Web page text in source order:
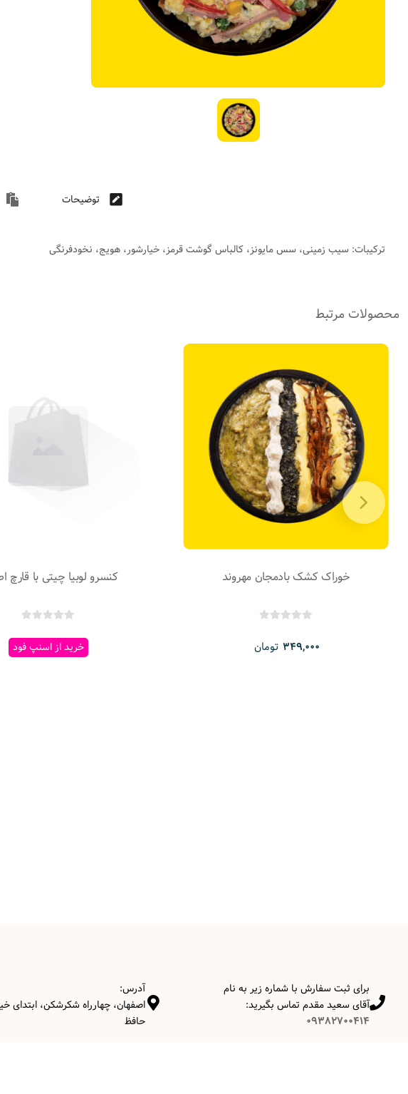
توضیحات
ترکیبات: سیب زمینی، سس مایونز، کالباس گوشت قرمز، خیارشور، هویج، نخودفرنگی
محصولات مرتبط
خوراک کشک بادمجان مهروند
تومان 349,000
کنسرو لوبیا چیتی با قارچ
خرید از اسنپ فود
برای ثبت سفارش با شماره زیر به نام
آقای سعید مقدم تماس بگیرید:
09382700414
آدرس:
اصفهان، چهارراه شکرشکن، ابتدای
حافظ